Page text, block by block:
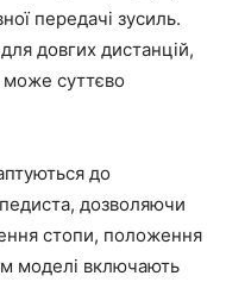
передачі зусиль.
довгих дистанцій,
може суттєво
до
дозволяючи
стопи, положення
моделі включають